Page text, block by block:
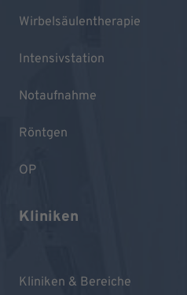
Wirbelsäulentherapie
Intensivstation
Notaufnahme
Röntgen
OP
Kliniken
Kliniken & Bereiche